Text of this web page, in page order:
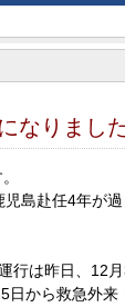
なりまし
島赴任4年が
行は昨日、12月
から救急外